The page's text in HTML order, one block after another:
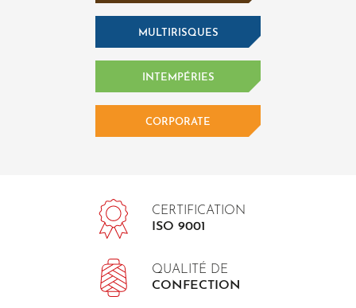
MULTIRISQUES
INTEMPÉRIES
CORPORATE
CERTIFICATION
ISO 9001
QUALITÉ DE
CONFECTION